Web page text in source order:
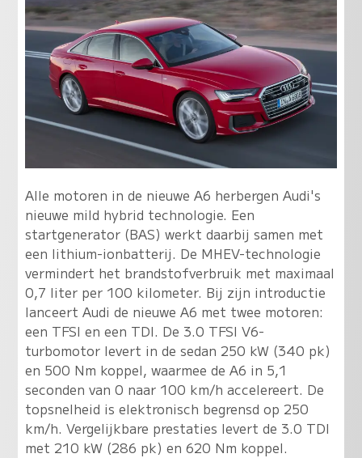
Alle motoren in de nieuwe A6 herbergen Audi's
nieuwe mild hybrid technologie. Een
startgenerator (BAS) werkt daarbij samen met
een lithium-ionbatterij. De MHEV-technologie
vermindert het brandstofverbruik met maximaal
0,7 liter per 100 kilometer. Bij zijn introductie
lanceert Audi de nieuwe A6 met twee motoren:
een TFSI en een TDI. De 3.0 TFSI V6-
turbomotor levert in de sedan 250 kW (340 pk)
en 500 Nm koppel, waarmee de A6 in 5,1
seconden van 0 naar 100 km/h accelereert. De
topsnelheid is elektronisch begrensd op 250
km/h. Vergelijkbare prestaties levert de 3.0 TDI
met 210 kW (286 pk) en 620 Nm koppel.